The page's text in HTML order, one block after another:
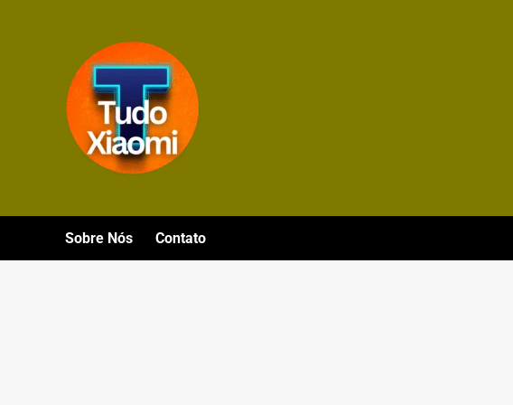
Sobre Nós Contato